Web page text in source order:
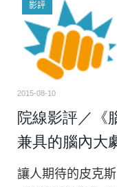
影評
2015-08-10
院線影評／《
兼具的腦內大
讓人期待的皮克